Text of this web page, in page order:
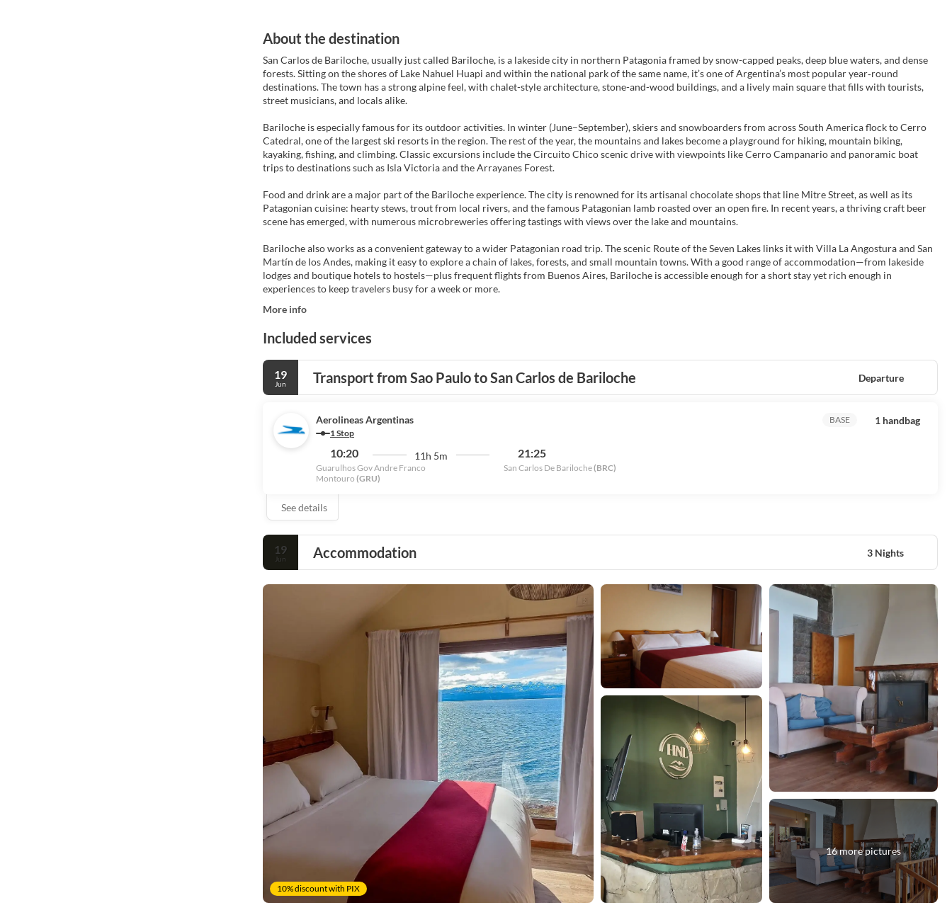
About the destination
San Carlos de Bariloche, usually just called Bariloche, is a lakeside city in northern Patagonia framed by snow-capped peaks, deep blue waters, and dense
forests. Sitting on the shores of Lake Nahuel Huapi and within the national park of the same name, it’s one of Argentina’s most popular year‑round
destinations. The town has a strong alpine feel, with chalet-style architecture, stone-and-wood buildings, and a lively main square that fills with tourists,
street musicians, and locals alike.
Bariloche is especially famous for its outdoor activities. In winter (June–September), skiers and snowboarders from across South America flock to Cerro
Catedral, one of the largest ski resorts in the region. The rest of the year, the mountains and lakes become a playground for hiking, mountain biking,
kayaking, fishing, and climbing. Classic excursions include the Circuito Chico scenic drive with viewpoints like Cerro Campanario and panoramic boat
trips to destinations such as Isla Victoria and the Arrayanes Forest.
Food and drink are a major part of the Bariloche experience. The city is renowned for its artisanal chocolate shops that line Mitre Street, as well as its
Patagonian cuisine: hearty stews, trout from local rivers, and the famous Patagonian lamb roasted over an open fire. In recent years, a thriving craft beer
scene has emerged, with numerous microbreweries offering tastings with views over the lake and mountains.
Bariloche also works as a convenient gateway to a wider Patagonian road trip. The scenic Route of the Seven Lakes links it with Villa La Angostura and San
Martín de los Andes, making it easy to explore a chain of lakes, forests, and small mountain towns. With a good range of accommodation—from lakeside
lodges and boutique hotels to hostels—plus frequent flights from Buenos Aires, Bariloche is accessible enough for a short stay yet rich enough in
experiences to keep travelers busy for a week or more.
More info
Included services
19
Jun Transport from Sao Paulo to San Carlos de Bariloche Departure
Aerolineas Argentinas
1 Stop
10:20
Guarulhos Gov Andre Franco
Montouro (GRU)
11h 5m 21:25
San Carlos De Bariloche(BRC)
BASE 1 handbag
See details
19
Jun Accommodation 3 Nights
10% discount with PIX
16 more pictures